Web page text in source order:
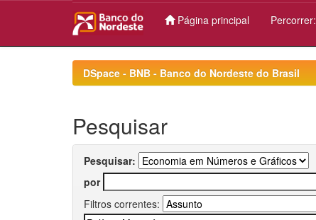
Página principal Percorrer:
DSpace - BNB - Banco do Nordeste do Brasil
Pesquisar
Pesquisar:
por
Filtros correntes: